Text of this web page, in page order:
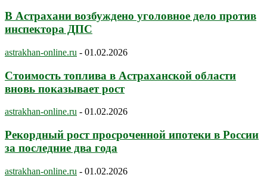
В Астрахани возбуждено уголовное дело против
инспектора ДПС
astrakhan-online.ru - 01.02.2026
Стоимость топлива в Астраханской области
вновь показывает рост
astrakhan-online.ru - 01.02.2026
Рекордный рост просроченной ипотеки в России
за последние два года
astrakhan-online.ru - 01.02.2026